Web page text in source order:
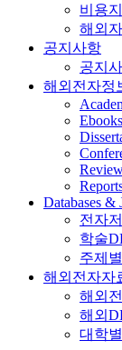
비용
해외
공지사항
공지
해외전자정
Ebooks
Databases &
전자
학술
주제
해외전자자
해외
해외
대학